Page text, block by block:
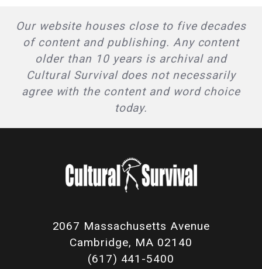
Our website houses close to five decades
of content and publishing. Any content
older than 10 years is archival and
Cultural Survival does not necessarily
agree with the content and word choice
today.
2067 Massachusetts Avenue
Cambridge, MA 02140
(617) 441-5400